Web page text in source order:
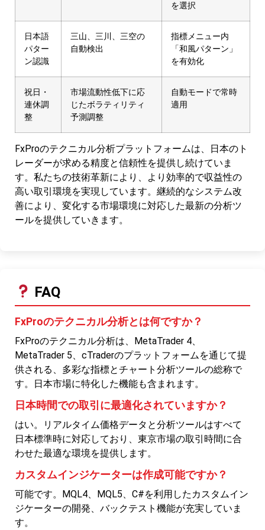
を選択
日本語
パター
ン認識
三山、三川、三空の
自動検出
指標メニュー内
「和風パターン」
を有効化
祝日・
連休調
整
市場流動性低下に応
じたボラティリティ
予測調整
自動モードで常時
適用
FxProのテクニカル分析プラットフォームは、日本のト
レーダーが求める精度と信頼性を提供し続けていま
す。私たちの技術革新により、より効率的で収益性の
高い取引環境を実現しています。継続的なシステム改
善により、変化する市場環境に対応した最新の分析ツ
ールを提供していきます。
FAQ
FxProのテクニカル分析とは何ですか？
FxProのテクニカル分析は、MetaTrader 4、
MetaTrader 5、cTraderのプラットフォームを通じて提
供される、多彩な指標とチャート分析ツールの総称で
す。日本市場に特化した機能も含まれます。
日本時間での取引に最適化されていますか？
はい。リアルタイム価格データと分析ツールはすべて
日本標準時に対応しており、東京市場の取引時間に合
わせた最適な環境を提供します。
カスタムインジケーターは作成可能ですか？
可能です。MQL4、MQL5、C#を利用したカスタムイン
ジケーターの開発、バックテスト機能が充実していま
す。